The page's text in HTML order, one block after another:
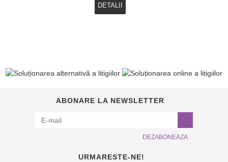
DETALII
ABONARE LA NEWSLETTER
DEZABONEAZA
URMARESTE-NE!